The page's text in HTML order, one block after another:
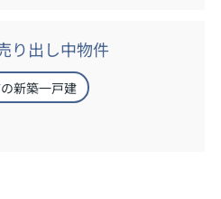
り出し中物件
新築一戸建